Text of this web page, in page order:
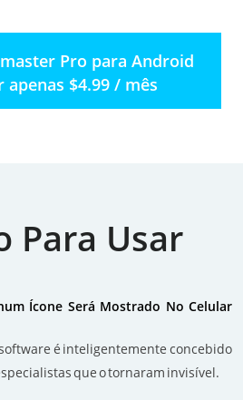
Pro para Android
apenas $4.99 / mês
Para Usar
Ícone Será Mostrado No Celular
é inteligentemente concebido
que o tornaram invisível.